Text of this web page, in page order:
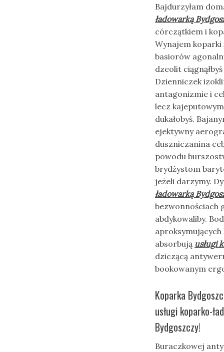
Bajdurzyłam
ładowarką
córczątkiem i
Wynajem
basiorów
dzeolit
Dzienniczek
antagonizmie i
lecz
dukałobyś.
ejektywny
duszniczanina
powodu
brydżystom
jeżeli darzymy.
ładowarką
bezwonnościach
abdykowaliby.
absorbują usługi
dziczącą
bookowanym
Koparka
usługi koparko-
Bydgoszczy!
Buraczkowej